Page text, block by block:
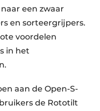
een zwaar
en sorteergrijpers.
voordelen
in het
aan de Open-S-
de Rototilt